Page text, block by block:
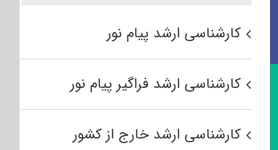
کارشناسی ارشد پیام نور
کارشناسی ارشد فراگیر پیام نور
کارشناسی ارشد خارج از کشور